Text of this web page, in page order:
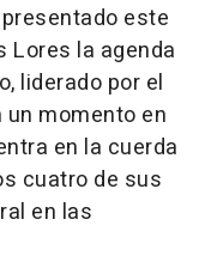
este
Lores la agenda
liderado por el
momento en
en la cuerda
cuatro de sus
en las